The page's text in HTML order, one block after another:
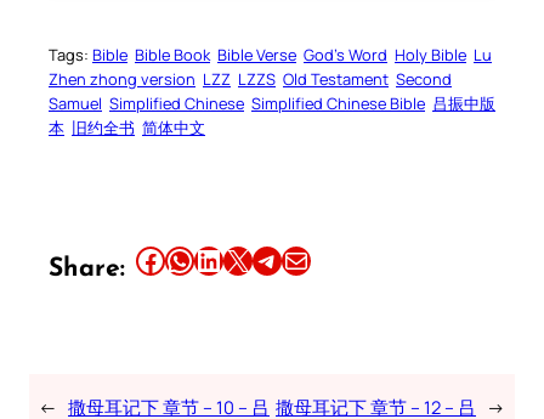
Tags: Bible Bible Book Bible Verse God’s Word Holy Bible Lu
Zhen zhong version LZZ LZZS Old Testament Second
Samuel Simplified Chinese Simplified Chinese Bible 吕振中版
本 旧约全书 简体中文
Share: Share this article on Facebook Share this article on WhatsApp Share this article on LinkedIn Share this article on X Share this article on TelegramEmail this Article
← 撒母耳记下 章节 – 10 – 吕 撒母耳记下 章节 – 12 – 吕 →